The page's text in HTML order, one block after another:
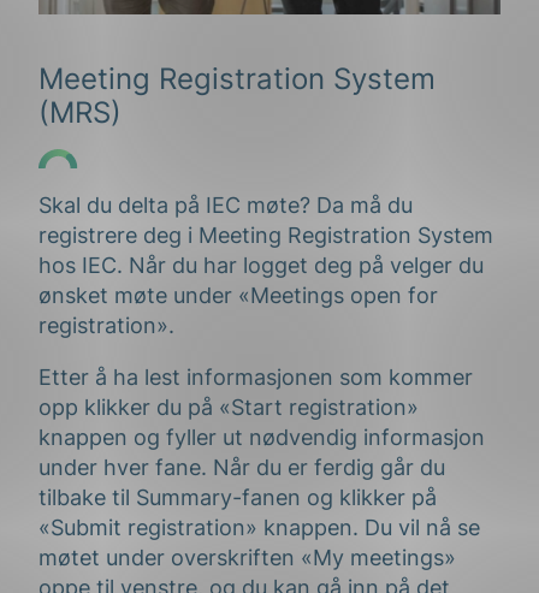
Meeting Registration System
(MRS)
Skal du delta på IEC møte? Da må du
registrere deg i Meeting Registration System
hos IEC. Når du har logget deg på velger du
ønsket møte under «Meetings open for
registration».
Etter å ha lest informasjonen som kommer
opp klikker du på «Start registration»
knappen og fyller ut nødvendig informasjon
under hver fane. Når du er ferdig går du
tilbake til Summary-fanen og klikker på
«Submit registration» knappen. Du vil nå se
møtet under overskriften «My meetings»
oppe til venstre, og du kan gå inn på det